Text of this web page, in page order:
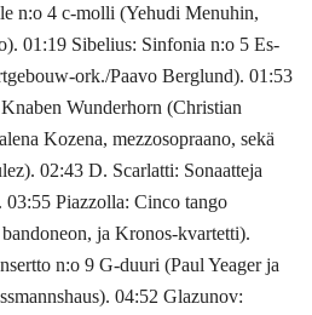
n:o 4 c-molli (Yehudi Menuhin,
01:19 Sibelius: Sinfonia n:o 5 Es-
ork./Paavo Berglund). 01:53
Wunderhorn (Christian
Kozena, mezzosopraano, sekä
02:43 D. Scarlatti: Sonaatteja
Piazzolla: Cinco tango
ja Kronos-kvartetti).
n:o 9 G-duuri (Paul Yeager ja
04:52 Glazunov: